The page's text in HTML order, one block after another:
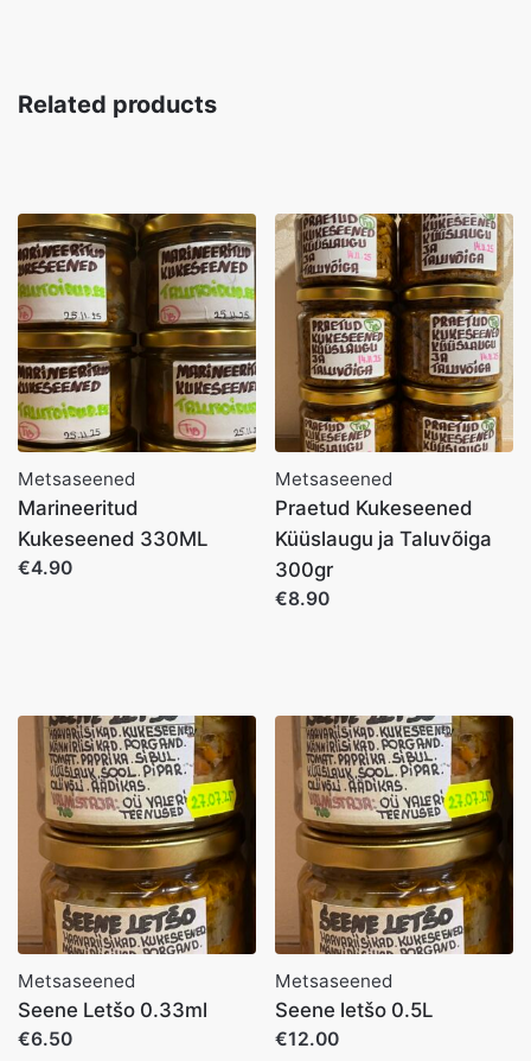
Related products
Metsaseened
Marineeritud
Kukeseened 330ML
€4.90
Metsaseened
Praetud Kukeseened
Küüslaugu ja Taluvõiga
300gr
€8.90
Metsaseened
Seene Letšo 0.33ml
€6.50
Metsaseened
Seene letšo 0.5L
€12.00